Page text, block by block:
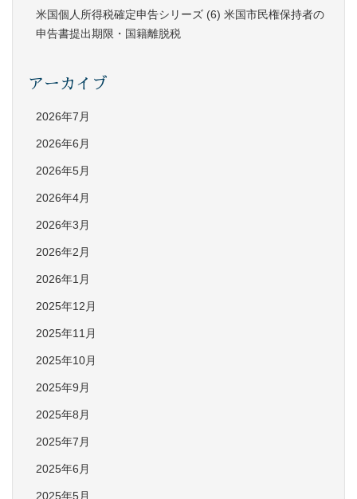
米国個人所得税確定申告シリーズ (6) 米国市民権保持者の
申告書提出期限・国籍離脱税
アーカイブ
2026年7月
2026年6月
2026年5月
2026年4月
2026年3月
2026年2月
2026年1月
2025年12月
2025年11月
2025年10月
2025年9月
2025年8月
2025年7月
2025年6月
2025年5月